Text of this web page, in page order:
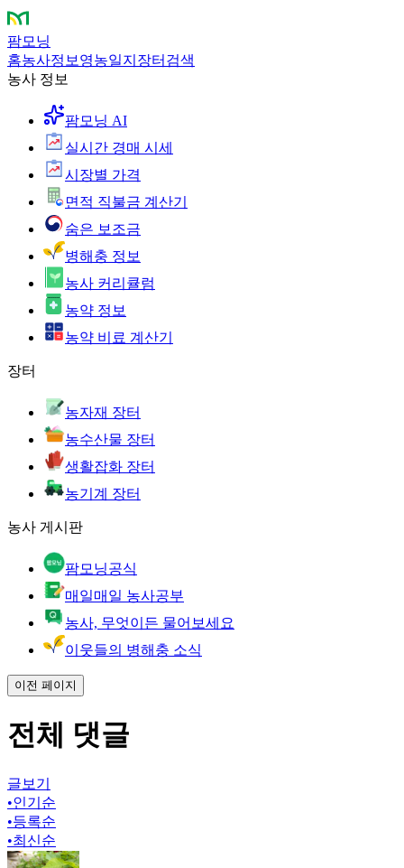
팜모닝
홈농사정보 영농일지 장터 검색
농사 정보
팜모닝 AI
실시간 경매 시세
시장별 가격
면적 직불금 계산기
숨은 보조금
병해충 정보
농사 커리큘럼
농약 정보
농약 비료 계산기
장터
농자재 장터
농수산물 장터
생활잡화 장터
농기계 장터
농사 게시판
팜모닝공식
매일매일 농사공부
농사, 무엇이든 물어보세요
이웃들의 병해충 소식
이전 페이지
전체 댓글
글보기
•인기순
•등록순
•최신순